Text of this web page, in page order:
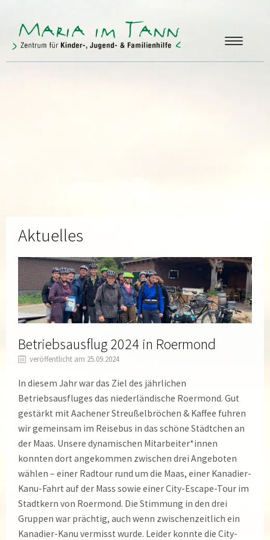
Aktuelles
Betriebsausflug 2024 in Roermond
veröffentlicht am 25.09.2024
In diesem Jahr war das Ziel des jährlichen
Betriebsausfluges das niederländische Roermond. Gut
gestärkt mit Aachener Streußelbröchen & Kaffee fuhren
wir gemeinsam im Reisebus in das schöne Städtchen an
der Maas. Unsere dynamischen Mitarbeiter*innen
konnten dort angekommen zwischen drei Angeboten
wählen – einer Radtour rund um die Maas, einer Kanadier-
Kanu-Fahrt auf der Mass sowie einer City-Escape-Tour im
Stadtkern von Roermond. Die Stimmung in den drei
Gruppen war prächtig, auch wenn zwischenzeitlich ein
Kanadier-Kanu vermisst wurde. Leider konnte die City-